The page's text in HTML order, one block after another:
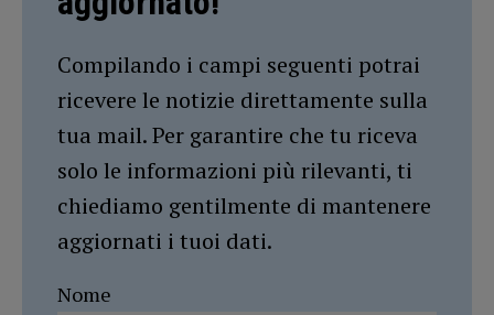
Compilando i campi seguenti potrai
ricevere le notizie direttamente sulla
tua mail. Per garantire che tu riceva
solo le informazioni più rilevanti, ti
chiediamo gentilmente di mantenere
aggiornati i tuoi dati.
Nome